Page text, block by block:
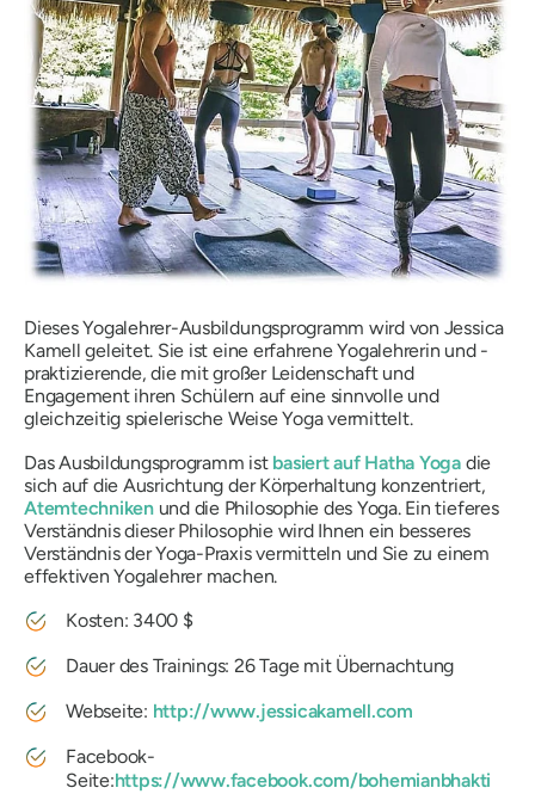
Dieses Yogalehrer-Ausbildungsprogramm wird von Jessica
Kamell geleitet. Sie ist eine erfahrene Yogalehrerin und -
praktizierende, die mit großer Leidenschaft und
Engagement ihren Schülern auf eine sinnvolle und
gleichzeitig spielerische Weise Yoga vermittelt.
Das Ausbildungsprogramm ist basiert auf Hatha Yoga die
sich auf die Ausrichtung der Körperhaltung konzentriert,
Atemtechnikenund die Philosophie des Yoga. Ein tieferes
Verständnis dieser Philosophie wird Ihnen ein besseres
Verständnis der Yoga-Praxis vermitteln und Sie zu einem
effektiven Yogalehrer machen.
Kosten: 3400 $
Dauer des Trainings: 26 Tage mit Übernachtung
Webseite: http://www.jessicakamell.com
Facebook-
Seite:https://www.facebook.com/bohemianbhakti